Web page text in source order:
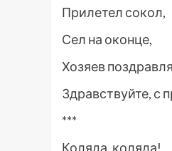
Прилетел сокол,
Сел на оконце,
Хозяев
Здравствуйте, с
***
Коляда, коляда!